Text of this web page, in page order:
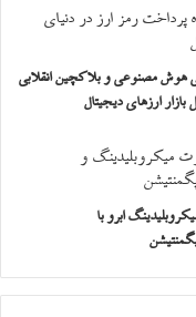
هوش مصنوعی و بلاکچین انقلابی
بازار ارزهای دیجیتال
ابرو با